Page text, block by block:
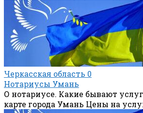
Черкасская область 0
Нотариусы Умань
О нотариусе. Какие бывают
карте города Умань Цены на